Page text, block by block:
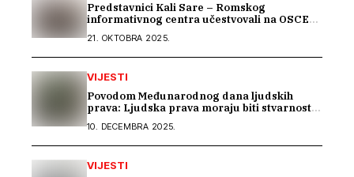
Predstavnici Kali Sare – Romskog
informativnog centra učestvovali na OSCE
21. OKTOBRA 2025.
VIJESTI
Povodom Međunarodnog dana ljudskih
prava: Ljudska prava moraju biti stvarnost
10. DECEMBRA 2025.
VIJESTI